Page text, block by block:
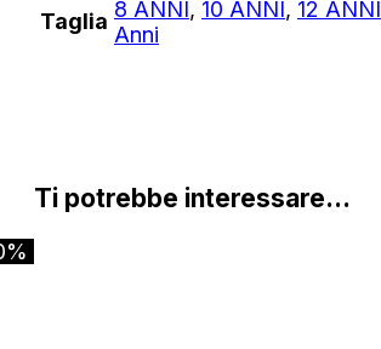
Taglia 8 ANNI, 10 ANNI, 12 ANNI
Anni
Ti potrebbe interessare…